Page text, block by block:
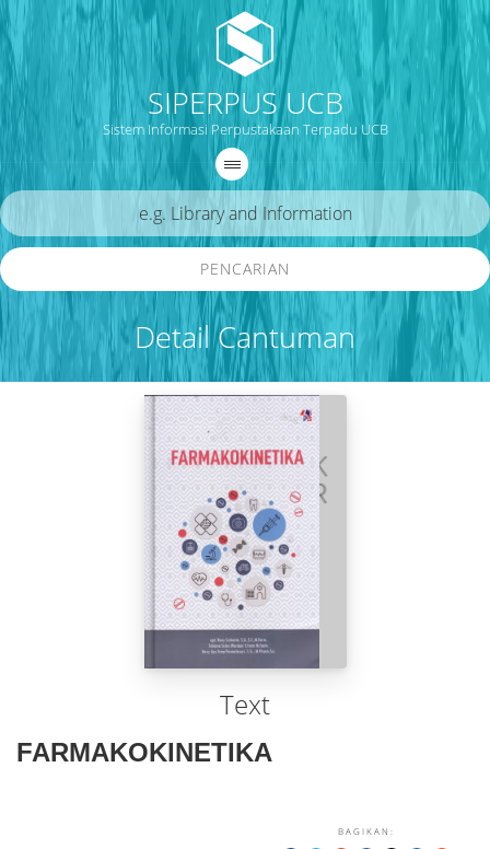
SIPERPUS UCB
Sistem Informasi Perpustakaan Terpadu UCB
Detail Cantuman
PENCARIAN
Text
FARMAKOKINETIKA
BAGIKAN: